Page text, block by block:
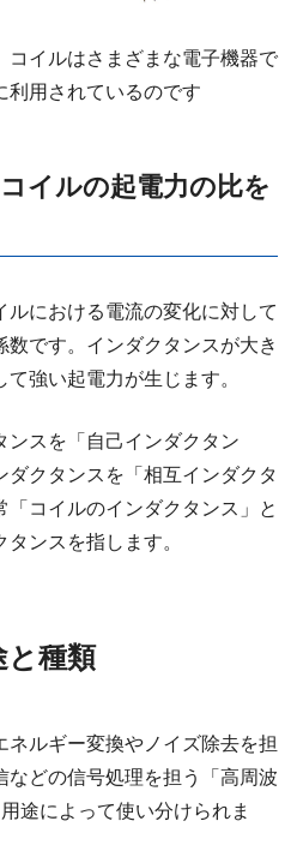
コイルはさまざまな電子機器で
利用されているのです
イルの起電力の比を
ルにおける電流の変化に対して
です。インダクタンスが大き
強い起電力が生じます。
ンスを「自己インダクタン
ダクタンスを「相互インダクタ
「コイルのインダクタンス」と
ンスを指します。
と種類
ネルギー変換やノイズ除去を担
などの信号処理を担う「高周波
途によって使い分けられま